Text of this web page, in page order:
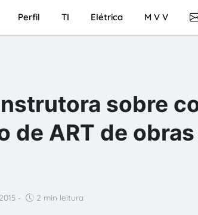
Perfil TI Elétrica M V V
sobre
de ART de
- 2 min leitura